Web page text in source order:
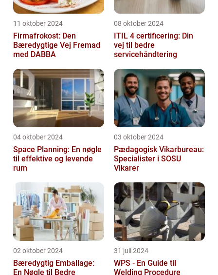
11 oktober 2024
Firmafrokost: Den
Bæredygtige Vej Fremad
med DABBA
08 oktober 2024
ITIL 4 certificering: Din
vej til bedre
servicehåndtering
04 oktober 2024
Space Planning: En nøgle
til effektive og levende
rum
03 oktober 2024
Pædagogisk Vikarbureau:
Specialister i SOSU
Vikarer
02 oktober 2024
Bæredygtig Emballage:
En Nøgle til Bedre
31 juli 2024
WPS - En Guide til
Welding Procedure